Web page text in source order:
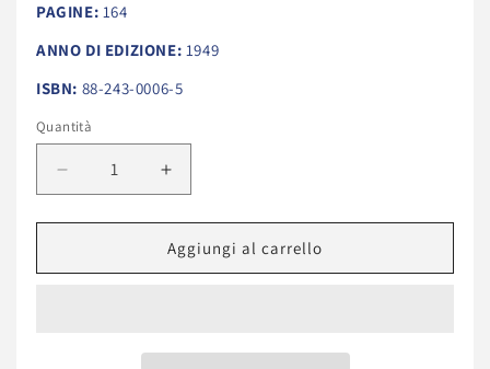
PAGINE: 164
ANNO DI EDIZIONE: 1949
ISBN: 88-243-0006-5
Quantità
Diminuisci
quantità
per
L&#39;assicurazione
contro
Aumenta
quantità
per
L&#39;assicurazione
contro
Aggiungi al carrello